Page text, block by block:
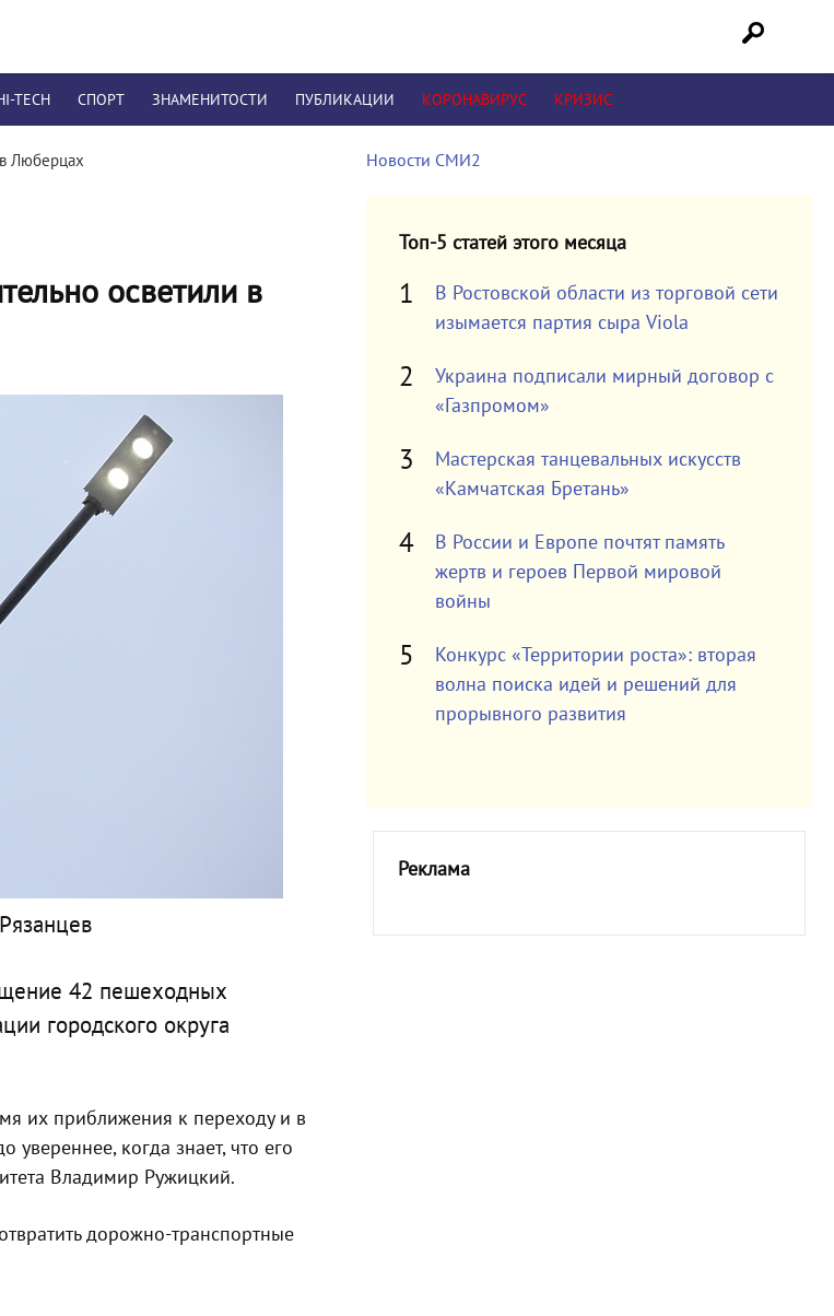
TECH СПОРТ ЗНАМЕНИТОСТИ ПУБЛИКАЦИИ КОРОНАВИРУС КРИЗИС
Люберцах
осветили в
42 пешеходных
городского округа
их приближения к переходу и в
увереннее, когда знает, что его
Владимир Ружицкий.
дорожно-транспортные
Новости СМИ2
Топ-5 статей этого месяца
В Ростовской области из торговой сети
изымается партия сыра Viola
Украина подписали мирный договор с
«Газпромом»
Мастерская танцевальных искусств
«Камчатская Бретань»
В России и Европе почтят память
жертв и героев Первой мировой
войны
Конкурс «Территории роста»: вторая
волна поиска идей и решений для
прорывного развития
Реклама